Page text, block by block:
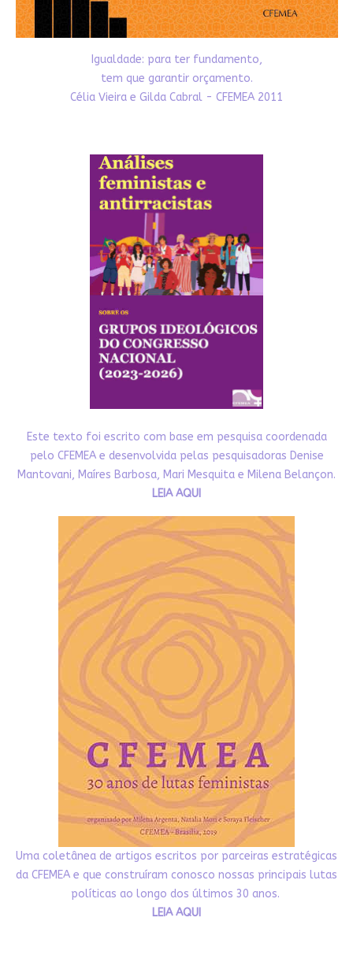
Igualdade: para ter fundamento,
tem que garantir orçamento.
Célia Vieira e Gilda Cabral - CFEMEA 2011
Este texto foi escrito com base em pesquisa coordenada
pelo CFEMEA e desenvolvida pelas pesquisadoras Denise
Mantovani, Maíres Barbosa, Mari Mesquita e Milena Belançon.
LEIA AQUI
Uma coletânea de artigos escritos por parceiras estratégicas
da CFEMEA e que construíram conosco nossas principais lutas
políticas ao longo dos últimos 30 anos.
LEIA AQUI